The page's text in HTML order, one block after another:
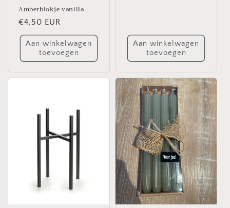
Amberblokje vanilla
Normale
prijs
€4,50 EUR
Aan winkelwagen
toevoegen
Aan winkelwagen
toevoegen